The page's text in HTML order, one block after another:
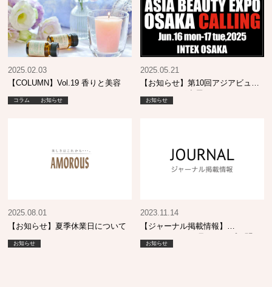
【COLUMN】Vol.19 香りと美容
2025.02.03
コラム お知らせ
【お知らせ】第10回アジアビュー
2025.05.21
お知らせ
【お知らせ】夏季休業日について
2025.08.01
お知らせ
【ジャーナル掲載情報】
SHINBIYO 12月号 トップに聞
く！
2023.11.14
お知らせ